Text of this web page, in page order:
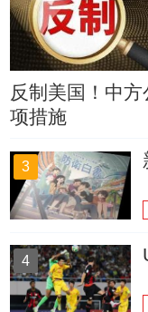
反制美国！中方
项措施
3
4